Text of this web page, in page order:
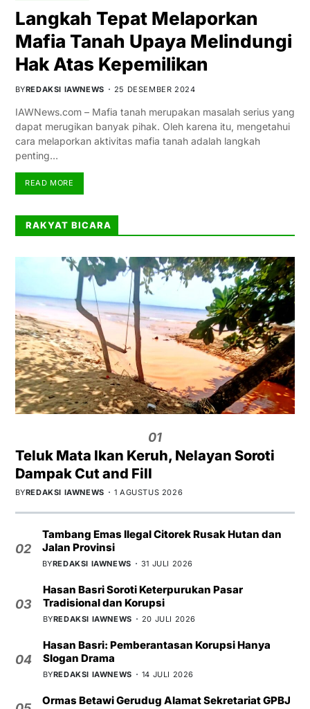
Langkah Tepat Melaporkan
Mafia Tanah Upaya Melindungi
Hak Atas Kepemilikan
BYREDAKSI IAWNEWS 25 DESEMBER 2024
IAWNews.com – Mafia tanah merupakan masalah serius yang
dapat merugikan banyak pihak. Oleh karena itu, mengetahui
cara melaporkan aktivitas mafia tanah adalah langkah
penting…
READ MORE
RAKYAT BICARA
01
Teluk Mata Ikan Keruh, Nelayan Soroti
Dampak Cut and Fill
BYREDAKSI IAWNEWS 1 AGUSTUS 2026
02
Tambang Emas Ilegal Citorek Rusak Hutan dan
Jalan Provinsi
BYREDAKSI IAWNEWS 31 JULI 2026
03
Hasan Basri Soroti Keterpurukan Pasar
Tradisional dan Korupsi
BYREDAKSI IAWNEWS 20 JULI 2026
04
Hasan Basri: Pemberantasan Korupsi Hanya
Slogan Drama
BYREDAKSI IAWNEWS 14 JULI 2026
Ormas Betawi Gerudug Alamat Sekretariat GPBJ